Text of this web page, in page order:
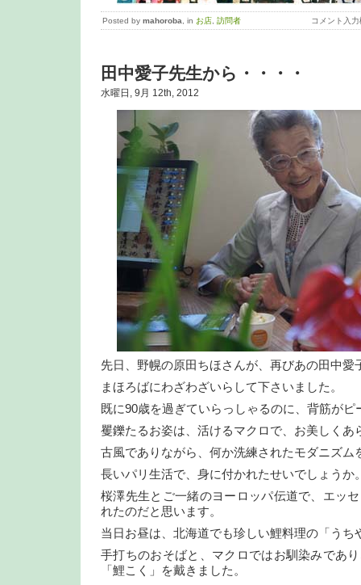
Posted by mahoroba, in お店, 訪問者 コメント入力
田中愛子先生から・・・・
水曜日, 9月 12th, 2012
先日、野幌の原田ちほさんが、再びあの田中愛
まほろばにわざわざいらして下さいました。
既に90歳を過ぎていらっしゃるのに、背筋がピ
矍鑠たるお姿は、活けるマクロで、お美しくあ
古風でありながら、何か洗練されたモダニズム
長いパリ生活で、身に付かれたせいでしょうか
桜澤先生とご一緒のヨーロッパ伝道で、エッ
れたのだと思います。
当日お昼は、北海道でも珍しい鯉料理の「うち
手打ちのおそばと、マクロではお馴染みであ
「鯉こく」を戴きました。